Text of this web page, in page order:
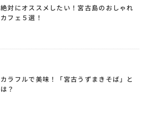
絶対にオススメしたい！宮古島のおしゃれ
カフェ５選！
カラフルで美味！「宮古うずまきそば」と
は？